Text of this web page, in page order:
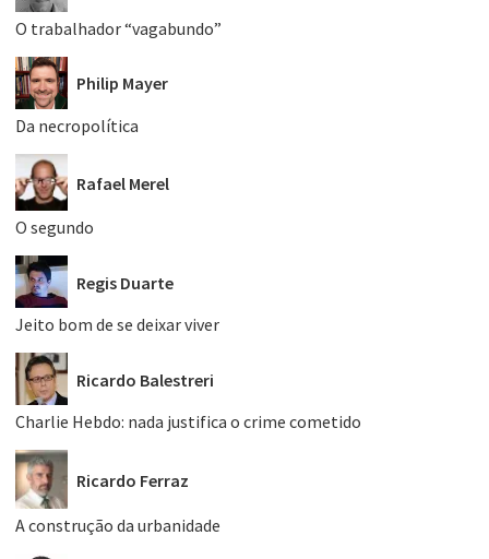
O trabalhador “vagabundo”
Philip Mayer
Da necropolítica
Rafael Merel
O segundo
Regis Duarte
Jeito bom de se deixar viver
Ricardo Balestreri
Charlie Hebdo: nada justifica o crime cometido
Ricardo Ferraz
A construção da urbanidade